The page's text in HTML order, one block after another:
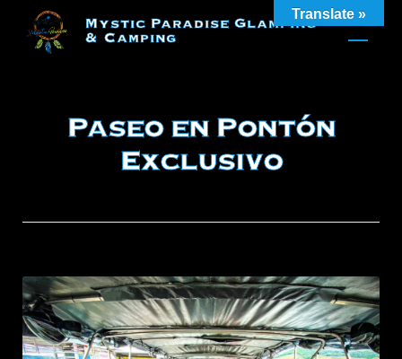
Skip
content
Mystic Paradise Glamping
& Camping
Paseo en Pontón
Exclusivo
Translate »